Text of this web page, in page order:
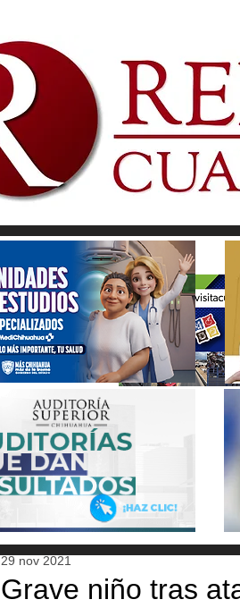
Grave niño tras
29 nov 2021